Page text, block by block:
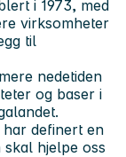
i 1973, med
virksomheter
til
nedetiden
og baser i
definert en
hjelpe oss